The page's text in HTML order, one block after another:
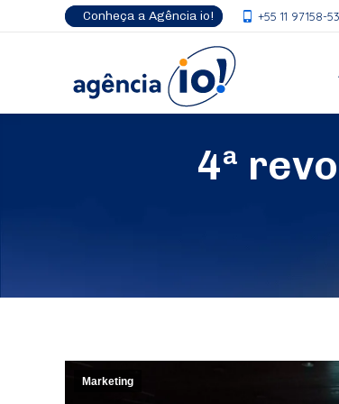
Conheça a Agência io! +55 11 97158-
4ª
Marketing